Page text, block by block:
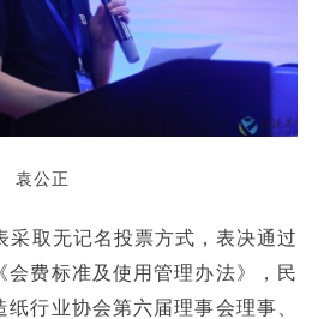
袁公正
无记名投票方式，表决通过
会费标准及使用管理办法》，民
行业协会第六届理事会理事、